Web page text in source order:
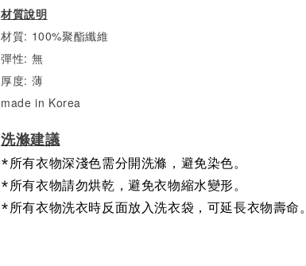
材質說明
材質: 100%聚酯纖維
彈性: 無
厚度: 薄
made in Korea
洗滌建議
*所有衣物深淺色需分開洗滌，避免染色。
*所有衣物請勿烘乾，避免衣物縮水變形。
*所有衣物洗衣時反面放入洗衣袋，可延長衣物壽命。